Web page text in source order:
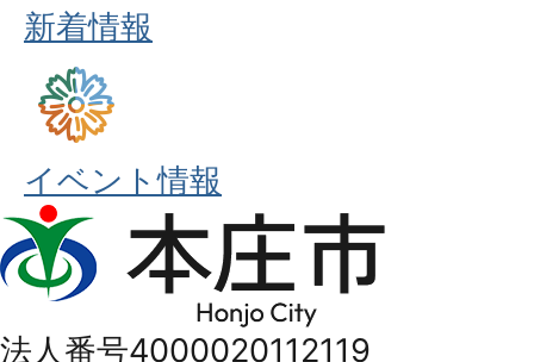
新着情報
イベント情報
本
庄
法人番号4000020112119